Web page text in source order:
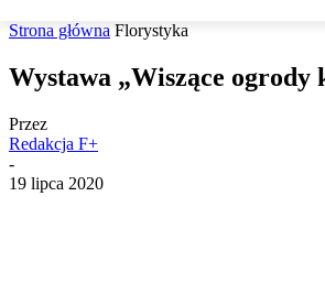
Strona główna Florystyka
Wystawa „Wiszące
Przez
Redakcja F+
-
19 lipca 2020